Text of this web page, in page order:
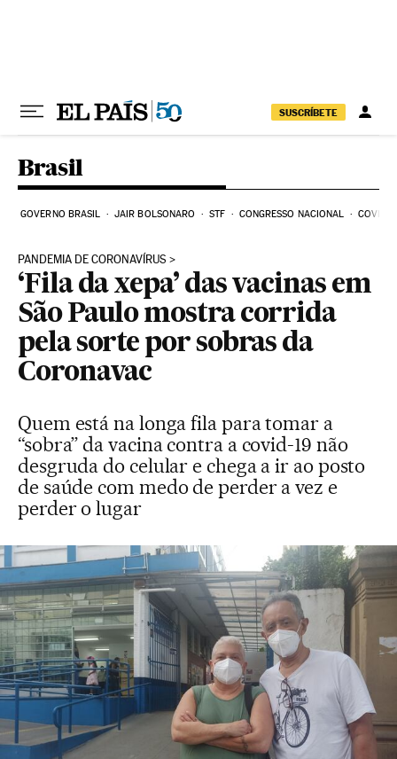
SUSCRÍBETE
Brasil
GOVERNO BRASIL JAIR BOLSONARO STF CONGRESSO NACIONAL COVID-
PANDEMIA DE CORONAVÍRUS
‘Fila da xepa’ das vacinas em
São Paulo mostra corrida
pela sorte por sobras da
Coronavac
Quem está na longa fila para tomar a
“sobra” da vacina contra a covid-19 não
desgruda do celular e chega a ir ao posto
de saúde com medo de perder a vez e
perder o lugar